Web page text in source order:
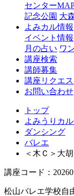
センターMAP
記念公園 大
よみカル情報
イベント情報
月の占い ワ
講座検索
講師募集
講座リクエス
お問い合わせ
トップ
よみうりカ
ダンシング
バレエ
＜木Ｃ＞大
講座コード：
松山バレエ学校自